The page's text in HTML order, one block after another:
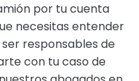
por tu cuenta
necesitas entender
responsables de
con tu caso de